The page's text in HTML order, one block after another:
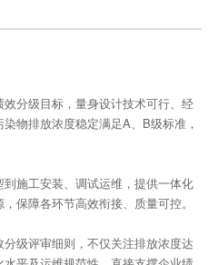
分级目标，量身设计技术可行、经
物排放浓度稳定满足A、B级标准，
施工安装、调试运维，提供一体化
保障各环节高效衔接、质量可控。
级评审细则，不仅关注排放浓度达